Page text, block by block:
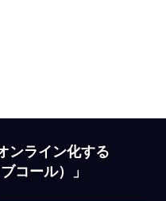
ンライン化する
コール）」